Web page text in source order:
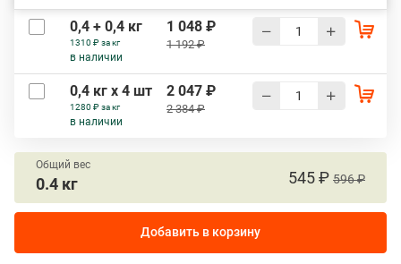
0,4 + 0,4 кг
1310 ₽ за кг
в наличии
1 048 ₽
1 192 ₽
0,4 кг х 4 шт
1280 ₽ за кг
в наличии
2 047 ₽
2 384 ₽
Общий вес
0.4 кг 545 ₽ 596 ₽
Добавить в корзину